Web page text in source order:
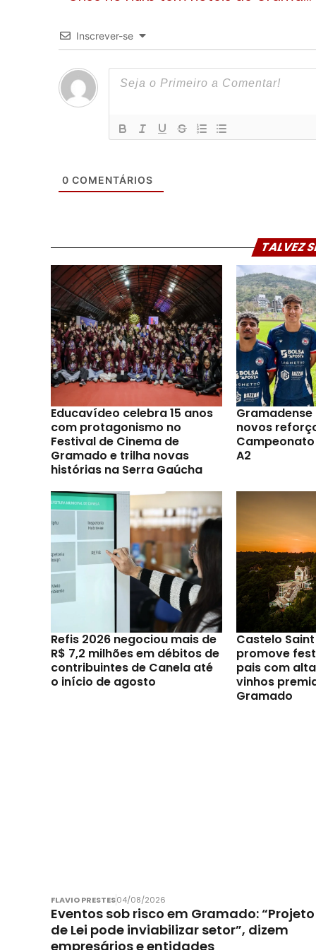
Inscrever-se
0 COMENTÁRIOS
TALVEZ
Educavídeo celebra 15 anos
com protagonismo no
Festival de Cinema de
Gramado e trilha novas
histórias na Serra Gaúcha
novos
A2
Refis 2026 negociou mais de
R$ 7,2 milhões em débitos de
contribuintes de Canela até
o início de agosto
Castelo
promove
pais com
vinhos
Gramado
FLAVIO PRESTES04/08/2026
Eventos sob risco em Gramado: “Projeto
de Lei pode inviabilizar setor”, dizem
empresários e entidades